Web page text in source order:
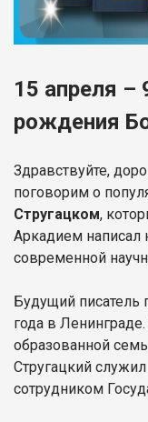
15 апреля –
рождения
Здравствуйте,
поговорим о
Стругацком,
Аркадием написал
современной
Будущий писатель
года в
образованной
Стругацкий
сотрудником